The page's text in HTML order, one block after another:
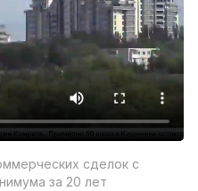
сделок с
за 20 лет